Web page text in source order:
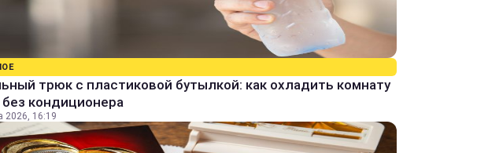
трюк с пластиковой бутылкой: как охладить комнату
кондиционера
2026, 16:19